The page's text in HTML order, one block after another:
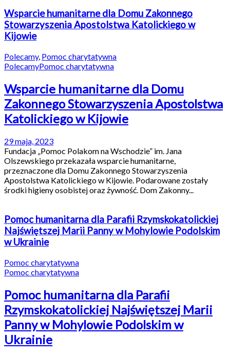
Wsparcie humanitarne dla Domu Zakonnego
Stowarzyszenia Apostolstwa Katolickiego w
Kijowie
Polecamy, Pomoc charytatywna
PolecamyPomoc charytatywna
Wsparcie humanitarne dla Domu
Zakonnego Stowarzyszenia Apostolstwa
Katolickiego w Kijowie
29 maja, 2023
Fundacja „Pomoc Polakom na Wschodzie” im. Jana
Olszewskiego przekazała wsparcie humanitarne,
przeznaczone dla Domu Zakonnego Stowarzyszenia
Apostolstwa Katolickiego w Kijowie. Podarowane zostały
środki higieny osobistej oraz żywność. Dom Zakonny...
Pomoc humanitarna dla Parafii Rzymskokatolickiej
Najświętszej Marii Panny w Mohylowie Podolskim
w Ukrainie
Pomoc charytatywna
Pomoc charytatywna
Pomoc humanitarna dla Parafii
Rzymskokatolickiej Najświętszej Marii
Panny w Mohylowie Podolskim w
Ukrainie